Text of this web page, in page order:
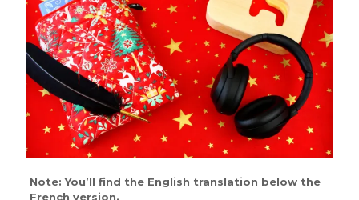
Note: You’ll find the English translation below the
French version.